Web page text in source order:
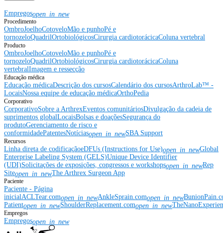
Empregosopen_in_new
Procedimento
OmbroJoelhoCotoveloMão e punhoPé e
tornozeloQuadrilOrtobiológicosCirurgia cardiotorácicaColuna vertebral
Producto
OmbroJoelhoCotoveloMão e punhoPé e
tornozeloQuadrilOrtobiológicosCirurgia cardiotorácicaColuna
vertebralImagem e ressecção
Educação médica
Educação médicaDescrição dos cursosCalendário dos cursosArthroLab™ -
LocaisNossa equipe de educação médicaOrthoPedia
Corporativo
CorporativoSobre a ArthrexEventos comunitáriosDivulgação da cadeia de
suprimentos globalLocaisBolsas e doaçõesSegurança do
produtoGerenciamento de risco e
conformidadePatentesNotíciasopen_in_newSBA Support
Recursos
Linha direta de codificaçãoeDFUs (Instructions for Use)open_in_newGlobal
Enterprise Labeling System (GELS)Unique Device Identifier
(UDI)Solicitações de exposições, congressos e workshopsopen_in_newRep
Siteopen_in_newThe Arthrex Surgeon App
Paciente
Paciente - Página
inicial ACLTear.comopen_in_newAnkleSprain.comopen_in_new
Patientopen_in_newShoulderReplacement.comopen_in_new
Empregos
Empregosopen_in_new